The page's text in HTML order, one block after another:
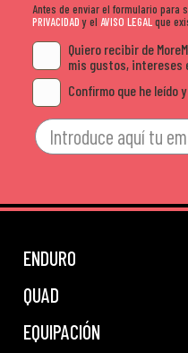
Antes de enviar el formulario para
PRIVACIDADy el AVISO LEGALque
Quiero recibir de
mis gustos, intereses
Confirmo que he leído
ENDURO
QUAD
EQUIPACIÓN